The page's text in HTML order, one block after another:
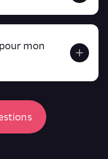
peux
mon